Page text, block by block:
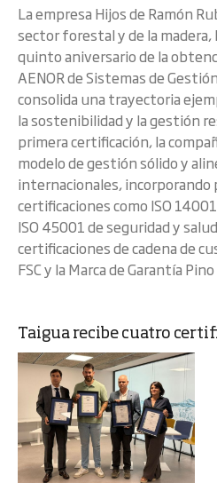
La empresa Hijos de Ramón
sector forestal y de la madera,
quinto aniversario de la
AENOR de Sistemas de
consolida una trayectoria
la sostenibilidad y la gestión
primera certificación, la
modelo de gestión sólido y
internacionales,
certificaciones como ISO
ISO 45001 de seguridad y
certificaciones de cadena de
FSC y la Marca de Garantía Pino
Taigua recibe cuatro